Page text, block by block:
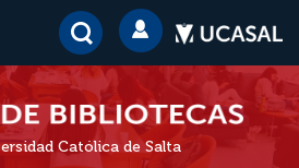
Católica de Salta